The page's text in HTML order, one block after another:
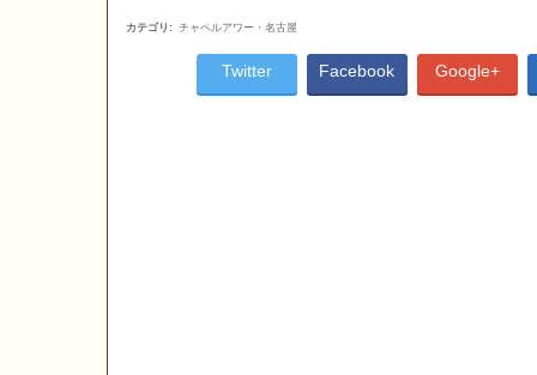
カテゴリ : チャペルアワー・名古屋
Twitter Facebook Google+